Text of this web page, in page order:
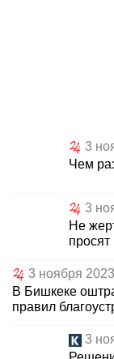
3
Чем
3
Не
3 ноября
В Бишкеке
правил
3